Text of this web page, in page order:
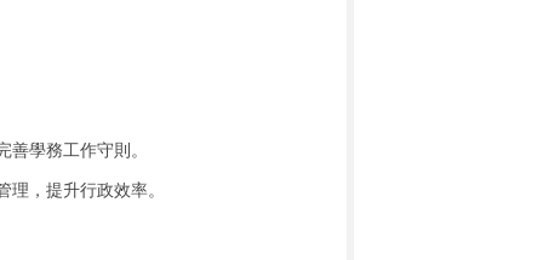
學務工作守則。
，提升行政效率。